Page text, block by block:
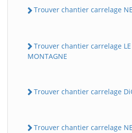
Trouver chantier carrelage
Trouver chantier carrelage LE
MONTAGNE
Trouver chantier carrelage
Trouver chantier carrelage